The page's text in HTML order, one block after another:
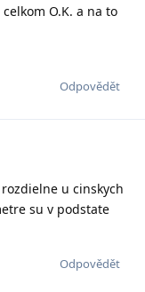
O.K. a na to
Odpovědět
u cinskych
su v podstate
Odpovědět